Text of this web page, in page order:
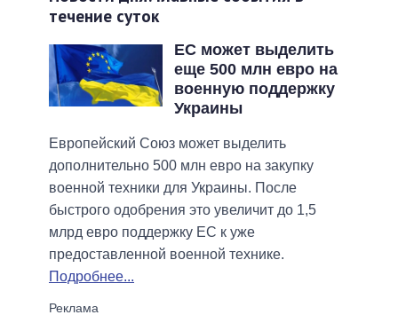
течение суток
ЕС может выделить
еще 500 млн евро на
военную поддержку
Украины
Европейский Союз может выделить
дополнительно 500 млн евро на закупку
военной техники для Украины. После
быстрого одобрения это увеличит до 1,5
млрд евро поддержку ЕС к уже
предоставленной военной технике.
Подробнее...